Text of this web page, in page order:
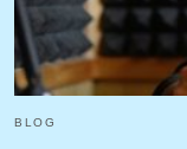
BLOG